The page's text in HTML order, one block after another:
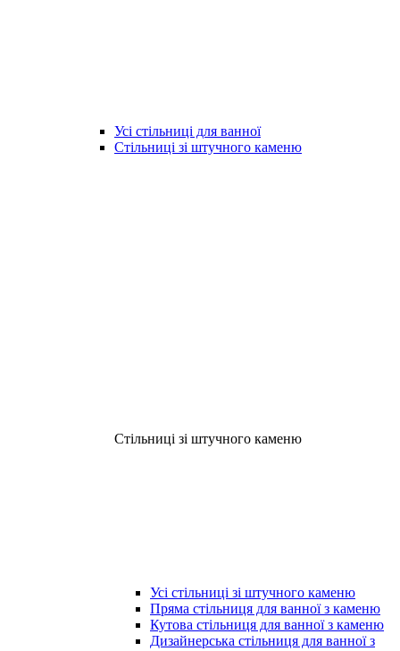
Усі стільниці для ванної
Стільниці зі штучного каменю
Стільниці зі штучного каменю
Усі стільниці зі штучного каменю
Пряма стільниця для ванної з каменю
Кутова стільниця для ванної з каменю
Дизайнерська стільниця для ванної з